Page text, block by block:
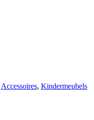
Accessoires, Kindermeubels